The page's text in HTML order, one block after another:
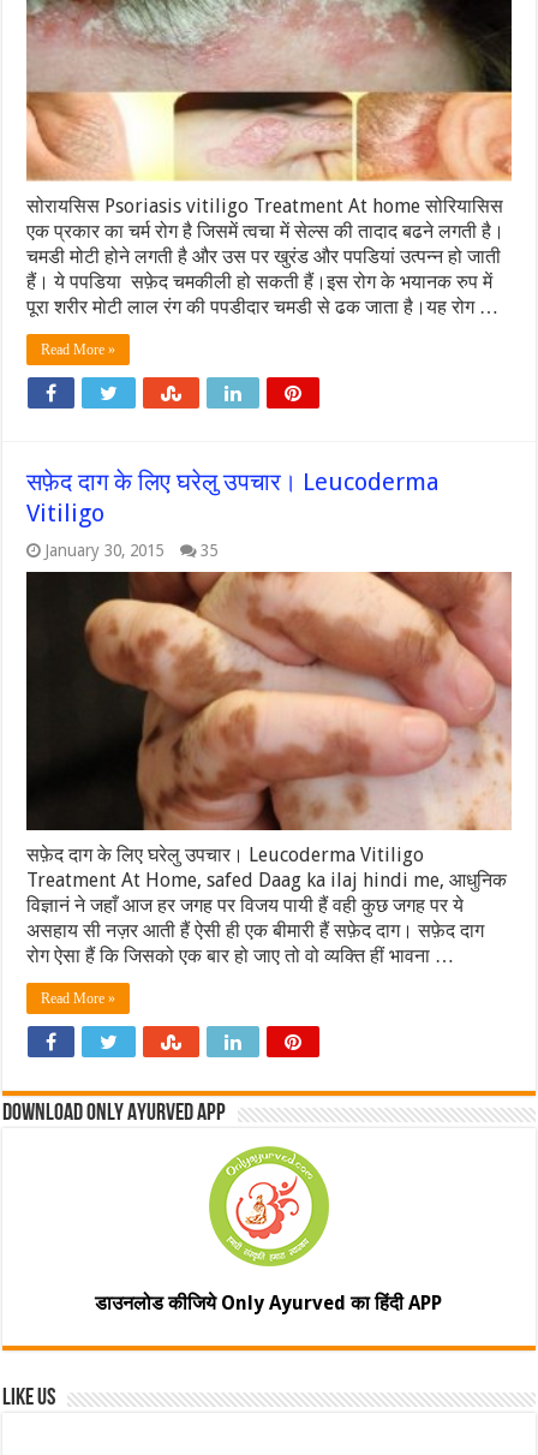
सोरायसिस Psoriasis vitiligo Treatment At home सोरियासिस
एक प्रकार का चर्म रोग है जिसमें त्वचा में सेल्स की तादाद बढने लगती है।
चमडी मोटी होने लगती है और उस पर खुरंड और पपडियां उत्पन्न हो जाती
हैं। ये पपडिया सफ़ेद चमकीली हो सकती हैं।इस रोग के भयानक रुप में
पूरा शरीर मोटी लाल रंग की पपडीदार चमडी से ढक जाता है।यह रोग …
Read More »
सफ़ेद दाग के लिए घरेलु उपचार। Leucoderma
Vitiligo
January 30, 2015 35
सफ़ेद दाग के लिए घरेलु उपचार। Leucoderma Vitiligo
Treatment At Home, safed Daag ka ilaj hindi me, आधुनिक
विज्ञानं ने जहाँ आज हर जगह पर विजय पायी हैं वही कुछ जगह पर ये
असहाय सी नज़र आती हैं ऐसी ही एक बीमारी हैं सफ़ेद दाग। सफ़ेद दाग
रोग ऐसा हैं कि जिसको एक बार हो जाए तो वो व्यक्ति हीं भावना …
Read More »
Download Only Ayurved App
डाउनलोड कीजिये Only Ayurved का हिंदी APP
Like Us